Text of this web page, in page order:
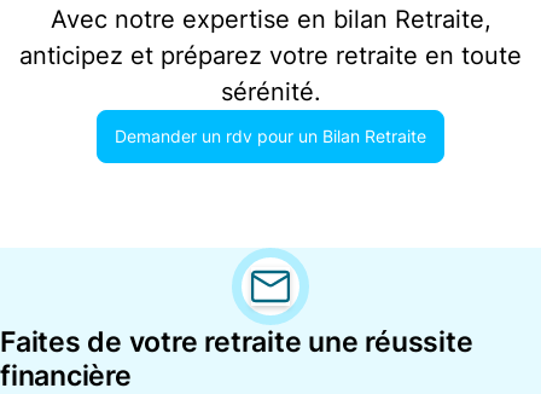
Avec notre expertise en bilan Retraite,
anticipez et préparez votre retraite en toute
sérénité.
Demander un rdv pour un Bilan Retraite
Faites de votre retraite une réussite
financière